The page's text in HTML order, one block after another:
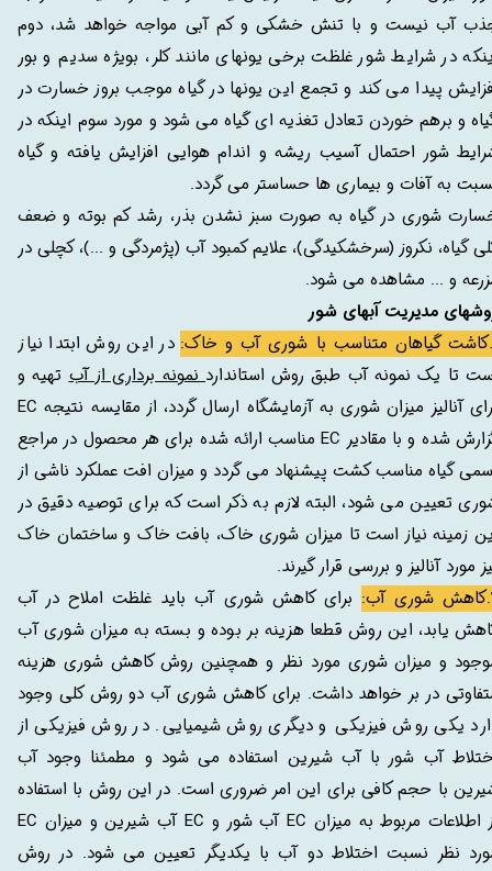
آب نیست و با تنش خشکی و کم آبی مواجه خواهد شد، دوم
در شرایط شور غلظت برخی یونهای مانند کلر، بویژه سدیم و بور
پیدا می کند و تجمع این یونها در گیاه موجب بروز خسارت در
و برهم خوردن تعادل تغذیه ای گیاه می شود و مورد سوم اینکه در
شور احتمال آسیب ریشه و اندام هوایی افزایش یافته و گیاه
به آفات و بیماری ها حساستر می گردد.
شوری در گیاه به صورت سبز نشدن بذر، رشد کم بوته و ضعف
گیاه، نکروز (سرخشکیدگی)، علایم کمبود آب (پژمردگی و ...)، کچلی در
و ... مشاهده می شود.
مدیریت آبهای شور
در این روش ابتدا نیاز
تا یک نمونه آب طبق روش استانداردنمونه برداری از آبتهیه و
برای آنالیز میزان شوری به آزمایشگاه ارسال گردد، از مقایسه نتیجه EC
گزارش شده و با مقادیر EC مناسب ارائه شده برای هر محصول در مراجع
گیاه مناسب کشت پیشنهاد می گردد و میزان افت عملکرد ناشی از
تعیین می شود، البته لازم به ذکر است که برای توصیه دقیق در
زمینه نیاز است تا میزان شوری خاک، بافت خاک و ساختمان خاک
مورد آنالیز و بررسی قرار گیرند.
برای کاهش شوری آب باید غلظت املاح در آب
یابد، این روش قطعا هزینه بر بوده و بسته به میزان شوری آب
و میزان شوری مورد نظر و همچنین روش کاهش شوری هزینه
در بر خواهد داشت. برای کاهش شوری آب دو روش کلی وجود
یکی روش فیزیکی و دیگری روش شیمیایی. در روش فیزیکی از
آب شور با آب شیرین استفاده می شود و مطمئنا وجود آب
با حجم کافی برای این امر ضروری است. در این روش با استفاده
از اطلاعات مربوط به میزان EC آب شور و EC آب شیرین و میزان EC
نظر نسبت اختلاط دو آب با یکدیگر تعیین می شود. در روش